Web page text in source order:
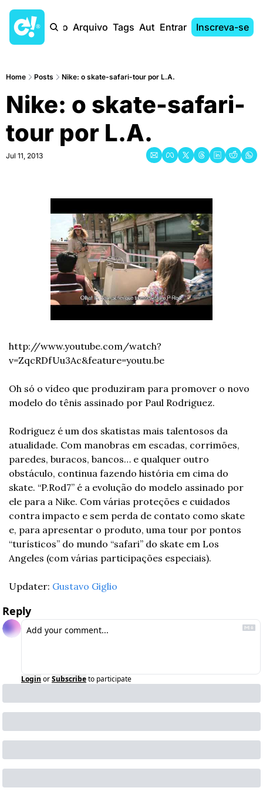
Início Arquivo Tags AutoresEntrar Inscreva-se
Home Posts Nike: o skate-safari-tour por L.A.
Nike: o skate-safari-
tour por L.A.
Jul 11, 2013
http://www.youtube.com/watch?
v=ZqcRDfUu3Ac&feature=youtu.be
Oh só o vídeo que produziram para promover o novo
modelo do tênis assinado por Paul Rodriguez.
Rodriguez é um dos skatistas mais talentosos da
atualidade. Com manobras em escadas, corrimões,
paredes, buracos, bancos… e qualquer outro
obstáculo, continua fazendo história em cima do
skate. “P.Rod7” é a evolução do modelo assinado por
ele para a Nike. Com várias proteções e cuidados
contra impacto e sem perda de contato como skate
e, para apresentar o produto, uma tour por pontos
“turísticos” do mundo “safari” do skate em Los
Angeles (com várias participações especiais).
Updater: Gustavo Giglio
Reply
Login orSubscribeto participate